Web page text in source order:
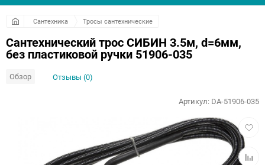
Сантехника Тросы сантехнические
Сантехнический трос СИБИН 3.5м, d=6мм,
без пластиковой ручки 51906-035
Обзор Отзывы (0)
в
Артикул: DA-51906-035